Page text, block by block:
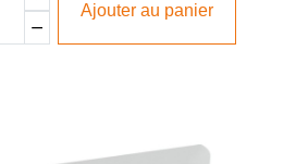
Ajouter au panier